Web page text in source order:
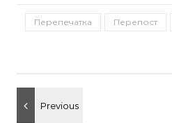
Перепечатка Перепост